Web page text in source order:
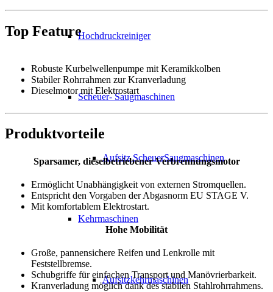
Hochdruckreiniger
Scheuer- Saugmaschinen
Aufsitz ScheuerSaugmaschinen
Kehrmaschinen
Aufsitzkehrmaschinen
Top Feature
Robuste Kurbelwellenpumpe mit Keramikkolben
Stabiler Rohrrahmen zur Kranverladung
Dieselmotor mit Elektrostart
Produktvorteile
Sparsamer, dieselbetriebener Verbrennungsmotor
Ermöglicht Unabhängigkeit von externen Stromquellen.
Entspricht den Vorgaben der Abgasnorm EU STAGE V.
Mit komfortablem Elektrostart.
Hohe Mobilität
Große, pannensichere Reifen und Lenkrolle mit
Feststellbremse.
Schubgriffe für einfachen Transport und Manövrierbarkeit.
Kranverladung möglich dank des stabilen Stahlrohrrahmens.